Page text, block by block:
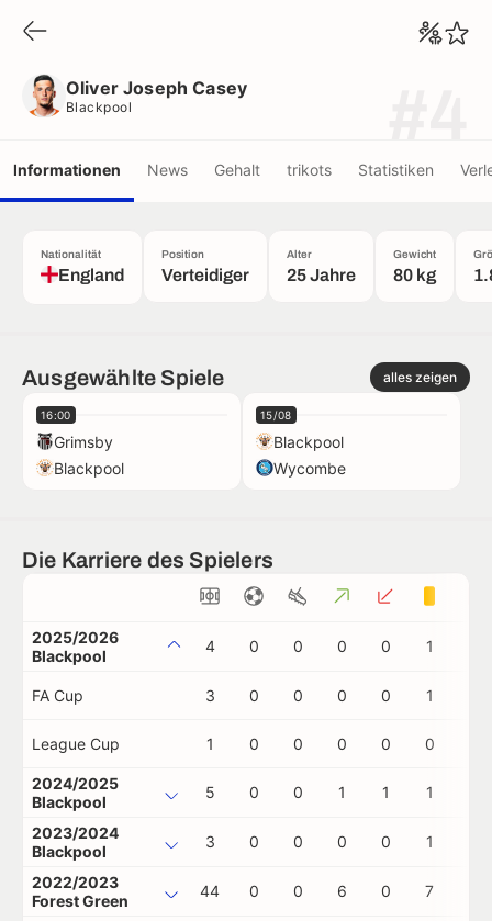
Oliver Joseph Casey
Blackpool
Informationen News Gehalt trikots Statistiken
Nationalität
England
Position
Verteidiger
Alter
25 Jahre
Gewicht
80 kg
Ausgewählte Spiele alles zeigen
16:00
Grimsby
Blackpool
15/08
Blackpool
Wycombe
Die Karriere des Spielers
2025/2026
Blackpool
4 0 0 0 0 1
FA Cup 3 0 0 0 0 1
League Cup 1 0 0 0 0 0
2024/2025
Blackpool
5 0 0 1 1 1
2023/2024
Blackpool
3 0 0 0 0 1
2022/2023
Forest Green
44 0 0 6 0 7